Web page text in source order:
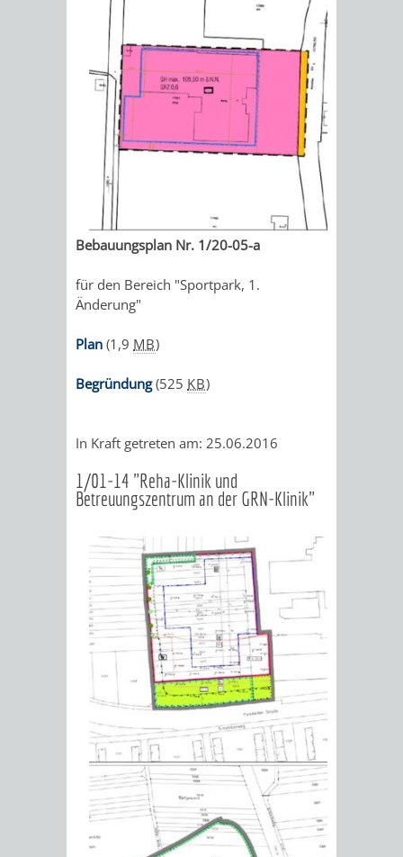
Bebauungsplan Nr. 1/20-05-a
für den Bereich "Sportpark, 1.
Änderung"
Plan (1,9 MB)
Begründung(525 KB)
In Kraft getreten am: 25.06.2016
1/01-14 "Reha-Klinik und
Betreuungszentrum an der GRN-Klinik"